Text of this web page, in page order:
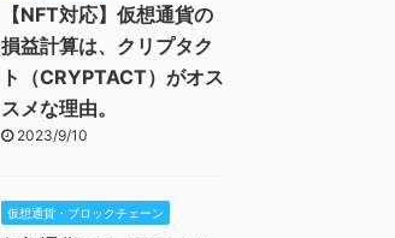
【NFT対応】仮想通貨の
損益計算は、クリプタク
ト（CRYPTACT）がオス
スメな理由。
2023/9/10
仮想通貨・ブロックチェーン